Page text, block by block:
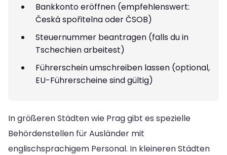
Bankkonto eröffnen (empfehlenswert:
Česká spořitelna oder ČSOB)
Steuernummer beantragen (falls du in
Tschechien arbeitest)
Führerschein umschreiben lassen (optional,
EU-Führerscheine sind gültig)
In größeren Städten wie Prag gibt es spezielle
Behördenstellen für Ausländer mit
englischsprachigem Personal. In kleineren Städten